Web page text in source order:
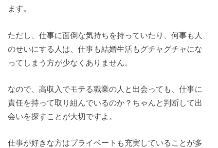
ます。
ただし、仕事に面倒な気持ちを持っていたり、何事も人
のせいにする人は、仕事も結婚生活もグチャグチャにな
ってしまう方が少なくありません。
なので、高収入でモテる職業の人と出会っても、仕事に
責任を持って取り組んでいるのか？ちゃんと判断して出
会いを探すことが大切ですよ。
仕事が好きな方はプライベートも充実していることが多